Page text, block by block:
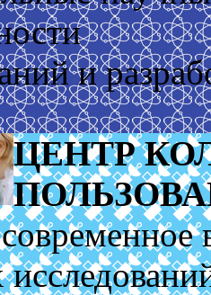
и
ЦЕНТР